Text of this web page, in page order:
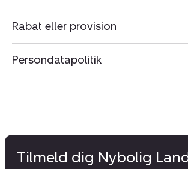
Rabat eller provision
Persondatapolitik
Tilmeld dig Nybolig